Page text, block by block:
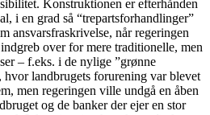
Konstruktionen er efterhånden
i en grad så “trepartsforhandlinger”
ansvarsfraskrivelse, når regeringen
over for mere traditionelle, men
– f.eks. i de nylige ”grønne
hvor landbrugets forurening var blevet
men regeringen ville undgå en åben
og de banker der ejer en stor